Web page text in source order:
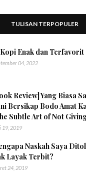
TULISAN TERPOPULER
Kopi Enak dan Terfavorit
04, 2022
Review] Yang Biasa
Bersikap Bodo Amat
Subtle Art of Not
19, 2019
Naskah Saya
Layak Terbit?
24, 2019